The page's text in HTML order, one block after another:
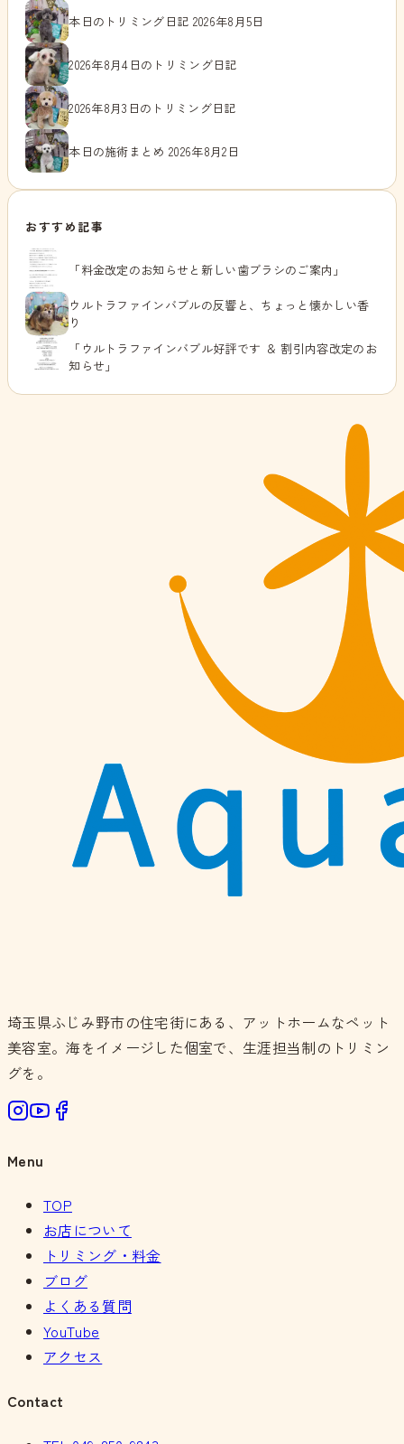
本日のトリミング日記 2026年8月5日
2026年8月4日のトリミング日記
2026年8月3日のトリミング日記
本日の施術まとめ 2026年8月2日
おすすめ記事
「料金改定のお知らせと新しい歯ブラシのご案内」
ウルトラファインバブルの反響と、ちょっと懐かしい香
り
「ウルトラファインバブル好評です ＆ 割引内容改定のお
知らせ」
埼玉県ふじみ野市の住宅街にある、アットホームなペット
美容室。海をイメージした個室で、生涯担当制のトリミン
グを。
Menu
TOP
お店について
トリミング・料金
ブログ
よくある質問
YouTube
アクセス
Contact